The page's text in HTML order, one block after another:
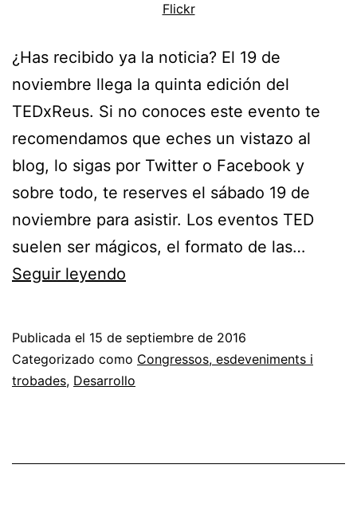
Flickr
¿Has recibido ya la noticia? El 19 de
noviembre llega la quinta edición del
TEDxReus. Si no conoces este evento te
recomendamos que eches un vistazo al
blog, lo sigas por Twitter o Facebook y
sobre todo, te reserves el sábado 19 de
noviembre para asistir. Los eventos TED
suelen ser mágicos, el formato de las…
Seguir leyendo
para
TEDxReus
Publicada el 15 de septiembre de 2016
Categorizado como Congressos, esdeveniments i
trobades, Desarrollo